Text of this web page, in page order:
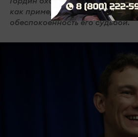
как пример «сорванной
обеспокоенность его судьбой.